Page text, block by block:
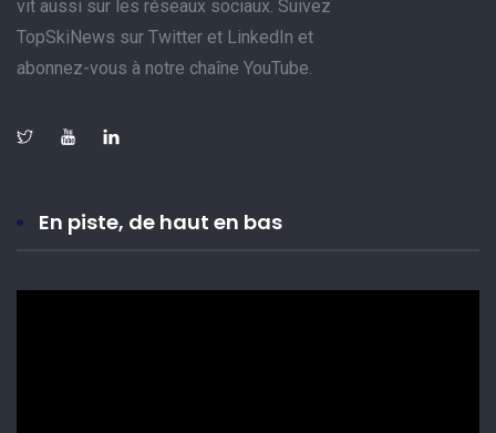
vit aussi sur les réseaux sociaux. Suivez
TopSkiNews sur Twitter et LinkedIn et
abonnez-vous à notre chaîne YouTube.
En piste, de haut en bas